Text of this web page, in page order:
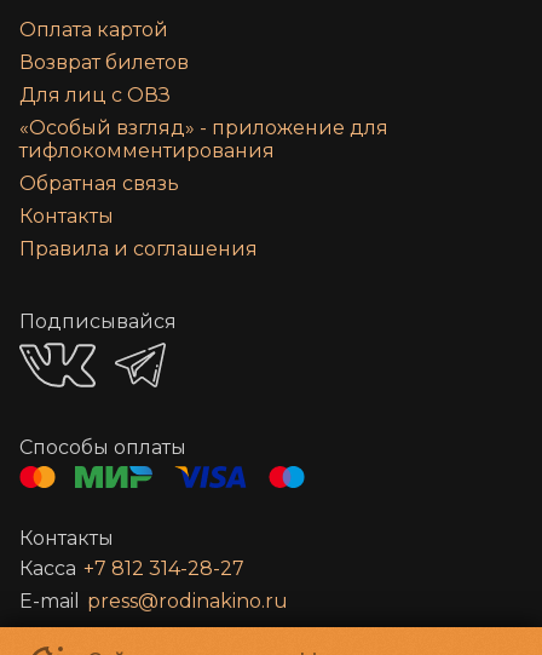
Оплата картой
Возврат билетов
Для лиц с ОВЗ
«‎Особый взгляд» - приложение для
тифлокомментирования
Обратная связь
Контакты
Правила и соглашения
Подписывайся
Способы оплаты
Контакты
Касса +7 812 314-28-27
E-mail
press@rodinakino.ru